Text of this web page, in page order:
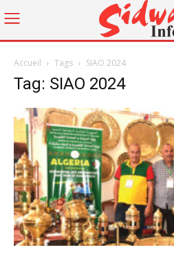
Accueil Tags SIAO 2024
Tag: SIAO 2024